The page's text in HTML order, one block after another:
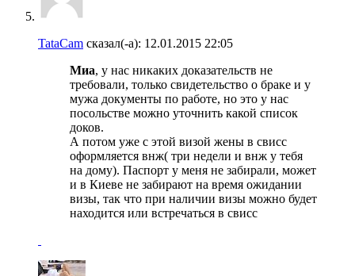
TataCam сказал(-а): 12.01.2015 22:05
Миа, у нас никаких доказательств не
требовали, только свидетельство о браке и у
мужа документы по работе, но это у нас
посольстве можно уточнить какой список
доков.
А потом уже с этой визой жены в свисс
оформляется внж( три недели и внж у тебя
на дому). Паспорт у меня не забирали, может
и в Киеве не забирают на время ожидании
визы, так что при наличии визы можно будет
находится или встречаться в свисс